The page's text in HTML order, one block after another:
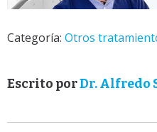
Categoría: Otros
Escrito porDr. Alfredo